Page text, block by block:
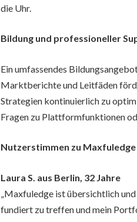
die Uhr.
Bildung und professioneller
Ein umfassendes
Marktberichte und Leitfäden
Strategien kontinuierlich zu
Fragen zu Plattformfunktionen
Nutzerstimmen zu Maxfuledge
Laura S. aus Berlin, 32 Jahre
„Maxfuledge ist übersichtlich
fundiert zu treffen und mein